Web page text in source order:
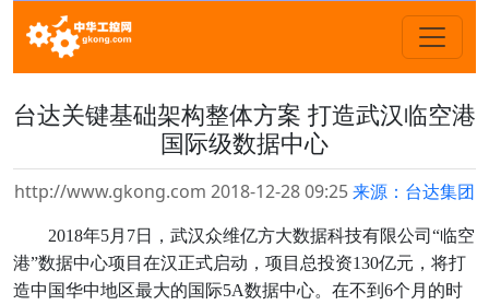
台达关键基础架构整体方案 打造武汉临空港
国际级数据中心
http://www.gkong.com 2018-12-28 09:25来源：台达集团
2018年5月7日，武汉众维亿方大数据科技有限公司“临空
港”数据中心项目在汉正式启动，项目总投资130亿元，将打
造中国华中地区最大的国际5A数据中心。在不到6个月的时